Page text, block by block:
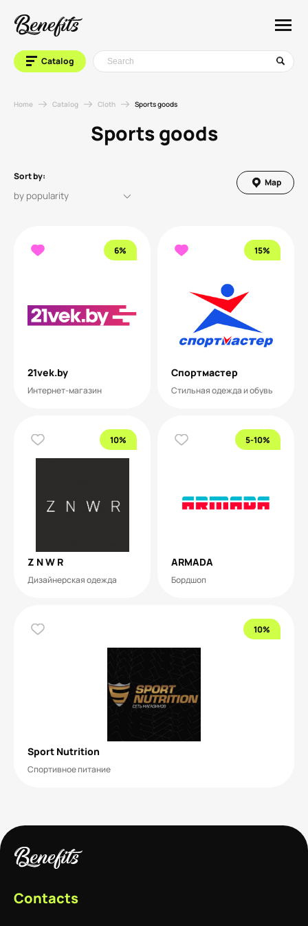
Catalog
Home Catalog Cloth Sports goods
Sports goods
Sort by:
Map
6%
21vek.by
Интернет-магазин
15%
Спортмастер
Стильная одежда и обувь
10%
Z N W R
Дизайнерская одежда
5-10%
ARMADA
Бордшоп
10%
Sport Nutrition
Спортивное питание
Contacts